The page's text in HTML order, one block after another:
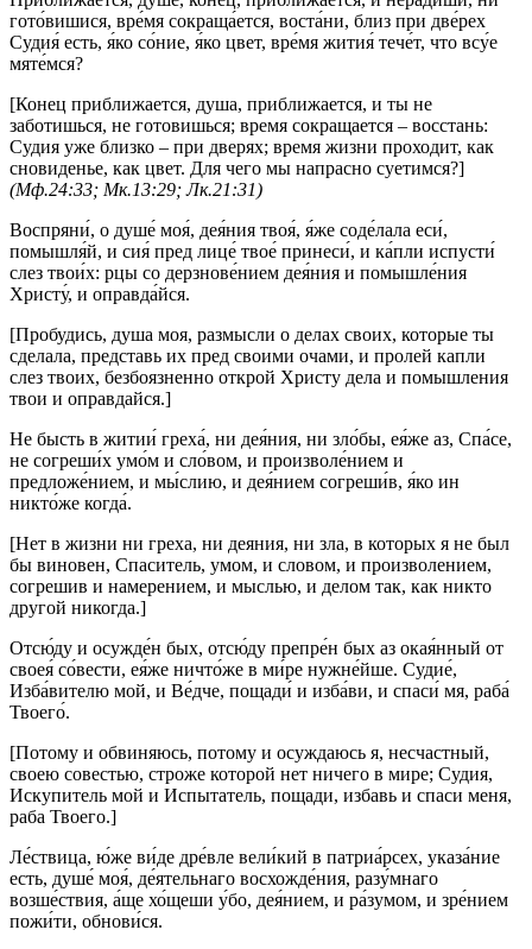
гото́вишися, вре́мя сокраща́ется, воста́ни, близ при две́рех
Судия́ есть, я́ко со́ние, я́ко цвет, вре́мя жития́ тече́т, что всу́е
мяте́мся?
[Конец приближается, душа, приближается, и ты не
заботишься, не готовишься; время сокращается – восстань:
Судия уже близко – при дверях; время жизни проходит, как
сновиденье, как цвет. Для чего мы напрасно суетимся?]
(Мф.24:33; Мк.13:29; Лк.21:31)
Воспряни́, о душе́ моя́, дея́ния твоя́, я́же соде́лала еси́,
помышля́й, и сия́ пред лице́ твое́ принеси́, и ка́пли испусти́
слез твои́х: рцы со дерзнове́нием дея́ния и помышле́ния
Христу́, и оправда́йся.
[Пробудись, душа моя, размысли о делах своих, которые ты
сделала, представь их пред своими очами, и пролей капли
слез твоих, безбоязненно открой Христу дела и помышления
твои и оправдайся.]
Не бысть в житии́ греха́, ни дея́ния, ни зло́бы, ея́же аз, Спа́се,
не согреши́х умо́м и сло́вом, и произволе́нием и
предложе́нием, и мы́слию, и дея́нием согреши́в, я́ко ин
никто́же когда́.
[Нет в жизни ни греха, ни деяния, ни зла, в которых я не был
бы виновен, Спаситель, умом, и словом, и произволением,
согрешив и намерением, и мыслью, и делом так, как никто
другой никогда.]
Отсю́ду и осужде́н бых, отсю́ду препре́н бых аз окая́нный от
своея́ со́вести, ея́же ничто́же в ми́ре нужне́йше. Судие́,
Изба́вителю мой, и Ве́дче, пощади́ и изба́ви, и спаси́ мя, раба́
Твоего́.
[Потому и обвиняюсь, потому и осуждаюсь я, несчастный,
своею совестью, строже которой нет ничего в мире; Судия,
Искупитель мой и Испытатель, пощади, избавь и спаси меня,
раба Твоего.]
Ле́ствица, ю́же ви́де дре́вле вели́кий в патриа́рсех, указа́ние
есть, душе́ моя́, де́ятельнаго восхожде́ния, разу́мнаго
возше́ствия, а́ще хо́щеши у́бо, дея́нием, и ра́зумом, и зре́нием
пожи́ти, обнови́ся.